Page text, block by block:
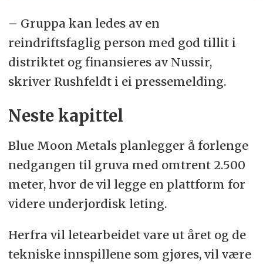
– Gruppa kan ledes av en
reindriftsfaglig person med god tillit i
distriktet og finansieres av Nussir,
skriver Rushfeldt i ei pressemelding.
Neste kapittel
Blue Moon Metals planlegger å forlenge
nedgangen til gruva med omtrent 2.500
meter, hvor de vil legge en plattform for
videre underjordisk leting.
Herfra vil letearbeidet vare ut året og de
tekniske innspillene som gjøres, vil være